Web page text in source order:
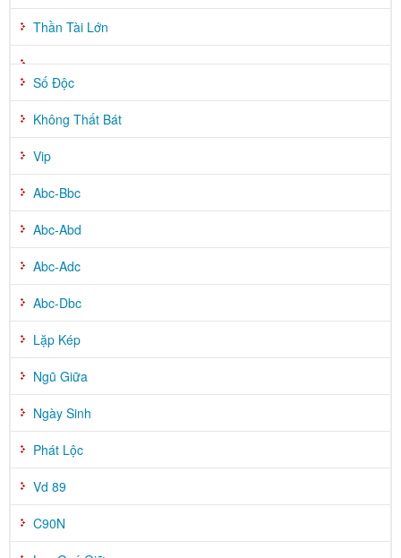
Thần Tài Lớn
Số Độc
Không Thất Bát
Vip
Abc-Bbc
Abc-Abd
Abc-Adc
Abc-Dbc
Lặp Kép
Ngũ Giữa
Ngày Sinh
Phát Lộc
Vd 89
C90N